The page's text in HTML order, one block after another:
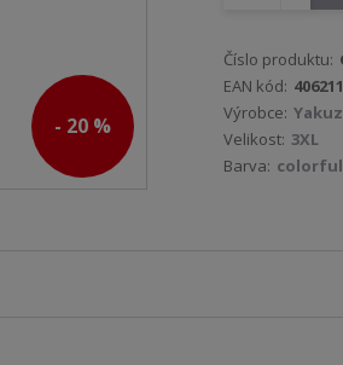
- 20 %
Číslo produktu:
EAN kód:
Výrobce:
Velikost: 3XL
Barva: colorful